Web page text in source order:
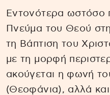
Εντονότερα ωστόσο
Πνεύμα του Θεού
τη Βάπτιση του
με τη μορφή
ακούγεται η φωνή
(Θεοφάνια), αλλά